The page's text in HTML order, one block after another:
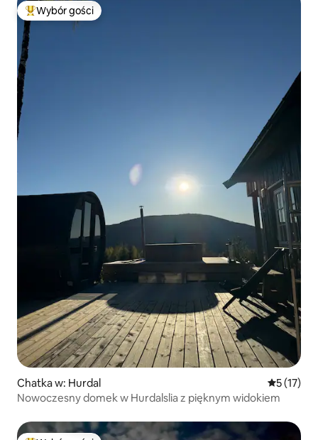
Najpopularniejsze z kategorii Wybór gości
Wybór gości
Chatka w: Hurdal Średnia
5 (17)
Nowoczesny domek w Hurdalslia z pięknym widokiem